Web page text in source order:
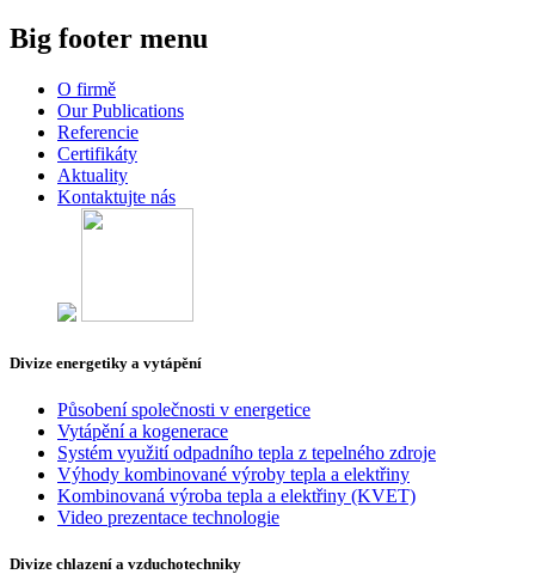
Big footer menu
O firmě
Our Publications
Referencie
Certifikáty
Aktuality
Kontaktujte nás
Divize energetiky a vytápění
Působení společnosti v energetice
Vytápění a kogenerace
Systém využití odpadního tepla z tepelného zdroje
Výhody kombinované výroby tepla a elektřiny
Kombinovaná výroba tepla a elektřiny (KVET)
Video prezentace technologie
Divize chlazení a vzduchotechniky